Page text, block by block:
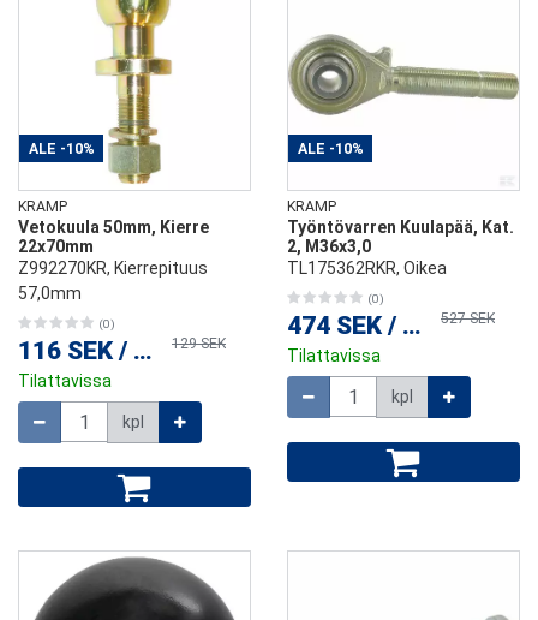
ALE -10%
KRAMP
Vetokuula 50mm, Kierre
22x70mm
Z992270KR, Kierrepituus
57,0mm
(0)
116 SEK / kpl 129 SEK
Tilattavissa
kpl
ALE -10%
KRAMP
Työntövarren Kuulapää, Kat.
2, M36x3,0
TL175362RKR, Oikea
(0)
474 SEK / kpl 527 SEK
Tilattavissa
kpl